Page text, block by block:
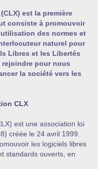
est la première
consiste à promouvoir
des normes et
naturel pour
Libres et les Libertés
rejoindre pour nous
la société vers les
CLX
est une association loi
créée le 24 avril 1999.
les logiciels libres
standards ouverts, en